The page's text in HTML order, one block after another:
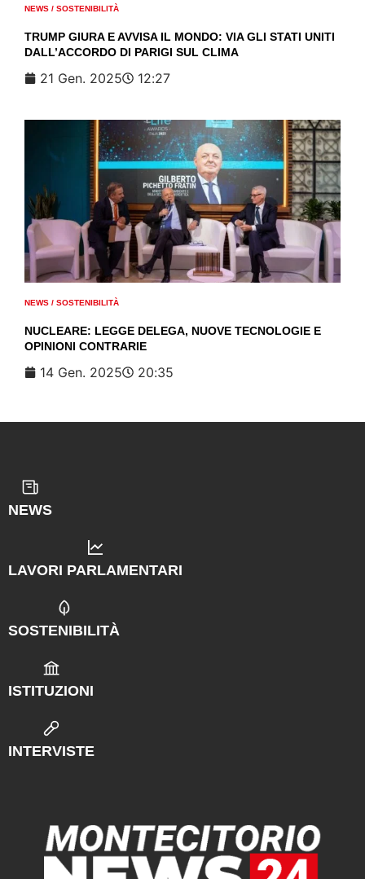
NEWS / SOSTENIBILITÀ
TRUMP GIURA E AVVISA IL MONDO: VIA GLI STATI UNITI
DALL’ACCORDO DI PARIGI SUL CLIMA
21 Gen. 2025 12:27
NEWS / SOSTENIBILITÀ
NUCLEARE: LEGGE DELEGA, NUOVE TECNOLOGIE E
OPINIONI CONTRARIE
14 Gen. 2025 20:35
NEWS
LAVORI PARLAMENTARI
SOSTENIBILITÀ
ISTITUZIONI
INTERVISTE